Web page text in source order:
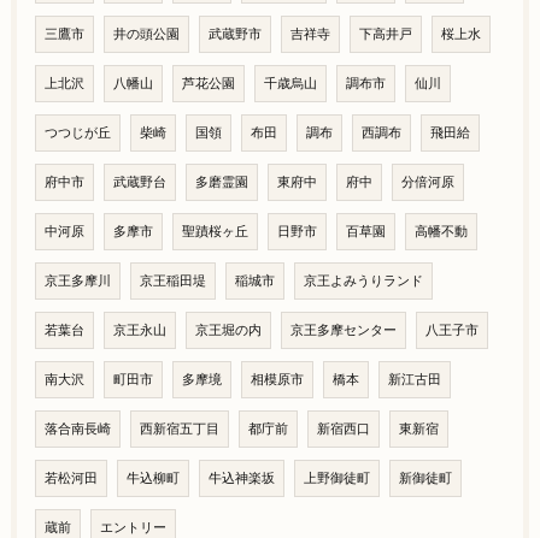
三鷹市 井の頭公園 武蔵野市 吉祥寺 下高井戸 桜上水
上北沢 八幡山 芦花公園 千歳烏山 調布市 仙川
つつじが丘 柴崎 国領 布田 調布 西調布 飛田給
府中市 武蔵野台 多磨霊園 東府中 府中 分倍河原
中河原 多摩市 聖蹟桜ヶ丘 日野市 百草園 高幡不動
京王多摩川 京王稲田堤 稲城市 京王よみうりランド
若葉台 京王永山 京王堀の内 京王多摩センター 八王子市
南大沢 町田市 多摩境 相模原市 橋本 新江古田
落合南長崎 西新宿五丁目 都庁前 新宿西口 東新宿
若松河田 牛込柳町 牛込神楽坂 上野御徒町 新御徒町
蔵前 エントリー